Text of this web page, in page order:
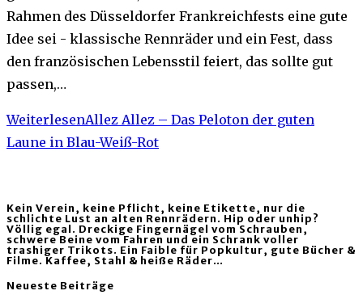
Rahmen des Düsseldorfer Frankreichfests eine gute
Idee sei - klassische Rennräder und ein Fest, dass
den französischen Lebensstil feiert, das sollte gut
passen,…
WeiterlesenAllez Allez – Das Peloton der guten
Laune in Blau-Weiß-Rot
Kein Verein, keine Pflicht, keine Etikette, nur die
schlichte Lust an alten Rennrädern. Hip oder unhip?
Völlig egal. Dreckige Fingernägel vom Schrauben,
schwere Beine vom Fahren und ein Schrank voller
trashiger Trikots. Ein Faible für Popkultur, gute Bücher &
Filme. Kaffee, Stahl & heiße Räder…
Neueste Beiträge